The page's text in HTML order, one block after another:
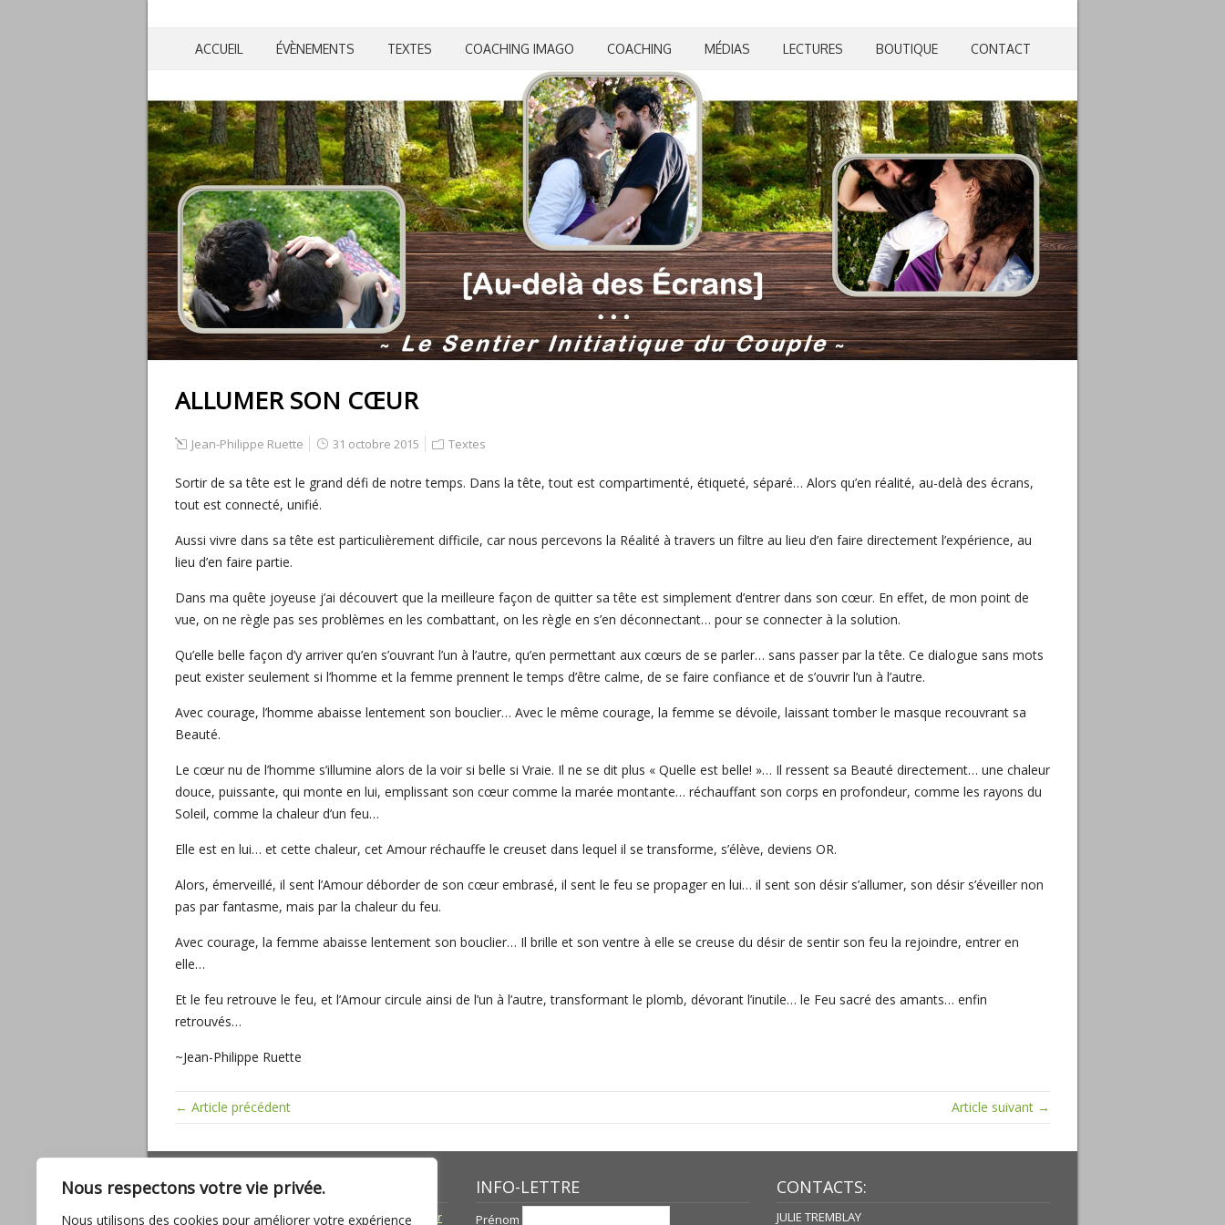
Nous respectons votre vie privée.
Nous utilisons des cookies pour améliorer votre expérience
ACCUEIL ÉVÈNEMENTS TEXTES COACHING IMAGO COACHING MÉDIAS LECTURES BOUTIQUE CONTACT
ALLUMER SON CŒUR
Jean-Philippe Ruette 31 octobre 2015 Textes
Sortir de sa tête est le grand défi de notre temps. Dans la tête, tout est compartimenté, étiqueté, séparé… Alors qu’en réalité, au-delà des écrans,
tout est connecté, unifié.
Aussi vivre dans sa tête est particulièrement difficile, car nous percevons la Réalité à travers un filtre au lieu d’en faire directement l’expérience, au
lieu d’en faire partie.
Dans ma quête joyeuse j’ai découvert que la meilleure façon de quitter sa tête est simplement d’entrer dans son cœur. En effet, de mon point de
vue, on ne règle pas ses problèmes en les combattant, on les règle en s’en déconnectant… pour se connecter à la solution.
Qu’elle belle façon d’y arriver qu’en s’ouvrant l’un à l’autre, qu’en permettant aux cœurs de se parler… sans passer par la tête. Ce dialogue sans mots
peut exister seulement si l’homme et la femme prennent le temps d’être calme, de se faire confiance et de s’ouvrir l’un à l’autre.
Avec courage, l’homme abaisse lentement son bouclier… Avec le même courage, la femme se dévoile, laissant tomber le masque recouvrant sa
Beauté.
Le cœur nu de l’homme s’illumine alors de la voir si belle si Vraie. Il ne se dit plus « Quelle est belle! »… Il ressent sa Beauté directement… une chaleur
douce, puissante, qui monte en lui, emplissant son cœur comme la marée montante… réchauffant son corps en profondeur, comme les rayons du
Soleil, comme la chaleur d’un feu…
Elle est en lui… et cette chaleur, cet Amour réchauffe le creuset dans lequel il se transforme, s’élève, deviens OR.
Alors, émerveillé, il sent l’Amour déborder de son cœur embrasé, il sent le feu se propager en lui… il sent son désir s’allumer, son désir s’éveiller non
pas par fantasme, mais par la chaleur du feu.
Avec courage, la femme abaisse lentement son bouclier… Il brille et son ventre à elle se creuse du désir de sentir son feu la rejoindre, entrer en
elle…
Et le feu retrouve le feu, et l’Amour circule ainsi de l’un à l’autre, transformant le plomb, dévorant l’inutile… le Feu sacré des amants… enfin
retrouvés…
~Jean-Philippe Ruette
← Article précédent Article suivant →
ARTICLES RÉCENTS
Miracles, mathématiques sacrées, baigné par
INFO-LETTRE
Prénom
CONTACTS:
JULIE TREMBLAY